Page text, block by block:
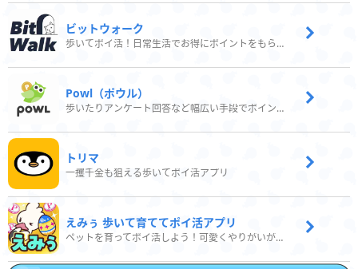
ビットウォーク
歩いてポイ活！日常生活でお得にポイントをもらおう
Powl（ポウル）
歩いたりアンケート回答など幅広い手段でポイントをゲット
トリマ
一攫千金も狙える歩いてポイ活アプリ
えみぅ 歩いて育ててポイ活アプリ
ペットを育ってポイ活しよう！可愛くやりがいがある新感覚アプリ